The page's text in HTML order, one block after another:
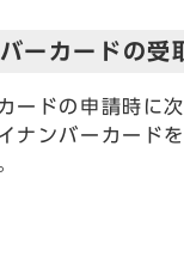
ーカードの受
ードの申請時に
ナンバーカード